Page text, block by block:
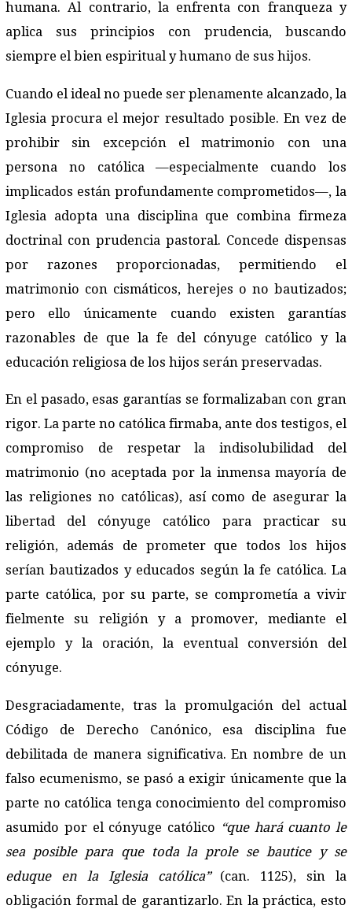
humana. Al contrario, la enfrenta con franqueza y
aplica sus principios con prudencia, buscando
siempre el bien espiritual y humano de sus hijos.
Cuando el ideal no puede ser plenamente alcanzado, la
Iglesia procura el mejor resultado posible. En vez de
prohibir sin excepción el matrimonio con una
persona no católica —especialmente cuando los
implicados están profundamente comprometidos—, la
Iglesia adopta una disciplina que combina firmeza
doctrinal con prudencia pastoral. Concede dispensas
por razones proporcionadas, permitiendo el
matrimonio con cismáticos, herejes o no bautizados;
pero ello únicamente cuando existen garantías
razonables de que la fe del cónyuge católico y la
educación religiosa de los hijos serán preservadas.
En el pasado, esas garantías se formalizaban con gran
rigor. La parte no católica firmaba, ante dos testigos, el
compromiso de respetar la indisolubilidad del
matrimonio (no aceptada por la inmensa mayoría de
las religiones no católicas), así como de asegurar la
libertad del cónyuge católico para practicar su
religión, además de prometer que todos los hijos
serían bautizados y educados según la fe católica. La
parte católica, por su parte, se comprometía a vivir
fielmente su religión y a promover, mediante el
ejemplo y la oración, la eventual conversión del
cónyuge.
Desgraciadamente, tras la promulgación del actual
Código de Derecho Canónico, esa disciplina fue
debilitada de manera significativa. En nombre de un
falso ecumenismo, se pasó a exigir únicamente que la
parte no católica tenga conocimiento del compromiso
asumido por el cónyuge católico “que hará cuanto le
sea posible para que toda la prole se bautice y se
eduque en la Iglesia católica”(can. 1125), sin la
obligación formal de garantizarlo. En la práctica, esto